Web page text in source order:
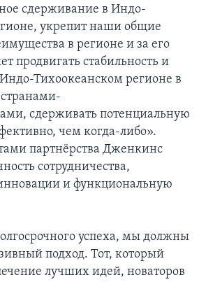
сдерживание в Индо-
укрепит наши общие
в регионе и за его
продвигать стабильность и
Тихоокеанском регионе в
странами-
сдерживать потенциальную
чем когда-либо».
партнёрства Дженкинс
сотрудничества,
и функциональную
успеха, мы должны
подход. Тот, который
лучших идей, новаторов